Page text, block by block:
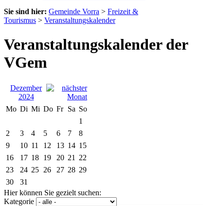
Sie sind hier: Gemeinde Vorra > Freizeit &
Tourismus > Veranstaltungskalender
Veranstaltungskalender der
VGem
Dezember
2024
Mo Di Mi Do Fr Sa So
1
2
3 4 5 6 7
8
9
10 11 12 13 14 15
16
17 18 19 20 21
22
23
24 25 26 27 28 29
30
31
Hier können Sie gezielt suchen:
Kategorie